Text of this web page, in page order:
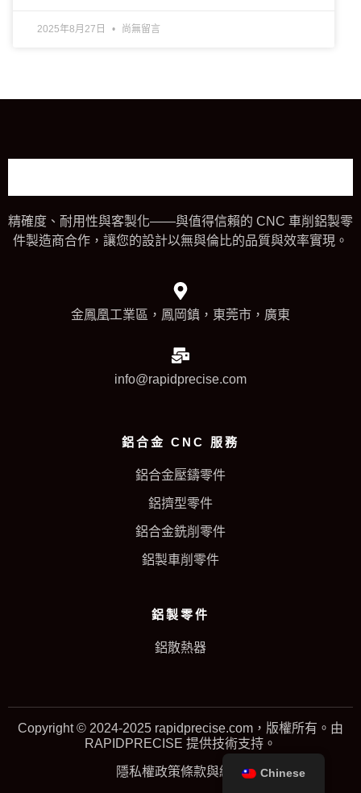
2025年8月27日 尚無留言
精確度、耐用性與客製化——與值得信賴的 CNC 車削鋁製零
件製造商合作，讓您的設計以無與倫比的品質與效率實現。
金鳳凰工業區，鳳岡鎮，東莞市，廣東
info@rapidprecise.com
鋁合金 CNC 服務
鋁合金壓鑄零件
鋁擠型零件
鋁合金銑削零件
鋁製車削零件
鋁製零件
鋁散熱器
Copyright © 2024-2025 rapidprecise.com，版權所有。由
RAPIDPRECISE 提供技術支持。
隱私權政策條款與細則 Chinese